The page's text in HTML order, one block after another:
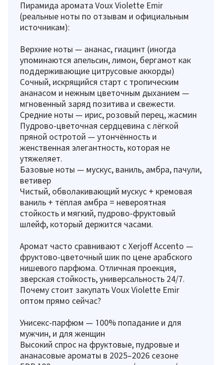
Пирамида аромата Voux Violette Emir
(реальные ноты по отзывам и официальным
источникам):
Верхние ноты — ананас, гиацинт (иногда
упоминаются апельсин, лимон, бергамот как
поддерживающие цитрусовые аккорды)
Сочный, искрящийся старт с тропическим
ананасом и нежным цветочным дыханием —
мгновенный заряд позитива и свежести.
Средние ноты — ирис, розовый перец, жасмин
Пудрово-цветочная сердцевина с лёгкой
пряной остротой — утончённость и
женственная элегантность, которая не
утяжеляет.
Базовые ноты — мускус, ваниль, амбра, пачули,
ветивер
Чистый, обволакивающий мускус + кремовая
ваниль + тёплая амбра = невероятная
стойкость и мягкий, пудрово-фруктовый
шлейф, который держится часами.
Аромат часто сравнивают с Xerjoff Accento —
фруктово-цветочный шик по цене арабского
нишевого парфюма. Отличная проекция,
зверская стойкость, универсальность 24/7.
Почему стоит закупать Voux Violette Emir
оптом прямо сейчас?
Унисекс-парфюм — 100% попадание и для
мужчин, и для женщин
Высокий спрос на фруктовые, пудровые и
ананасовые ароматы в 2025–2026 сезоне